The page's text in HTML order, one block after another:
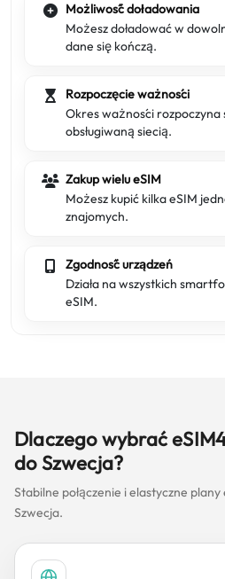
Możliwość doładowania
Możesz doładować w
dane się kończą.
Rozpoczęcie ważności
Okres ważności rozpoczyna
obsługiwaną siecią.
Zakup wielu eSIM
Możesz kupić kilka eSIM
znajomych.
Zgodność urządzeń
Działa na wszystkich
eSIM.
Dlaczego wybrać
do Szwecja?
Stabilne połączenie i elastyczne
Szwecja.